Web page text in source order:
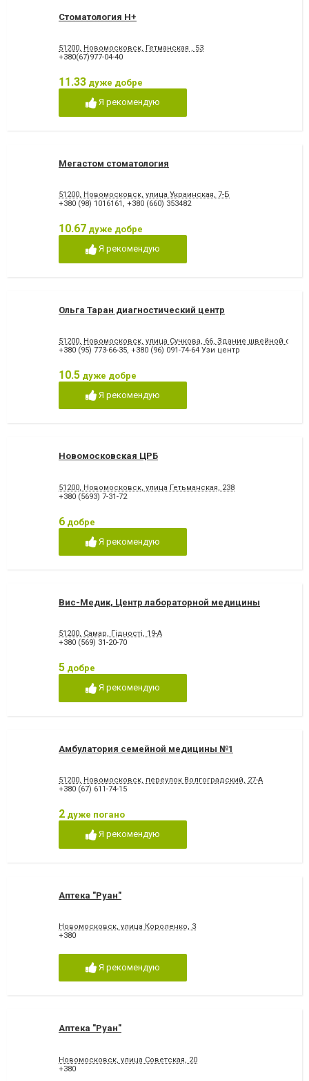
Стоматология Н+
51200, Новомосковск, Гетманская , 53
+380(67)977-04-40
11.33 дуже добре
Я рекомендую
Мегастом стоматология
51200, Новомосковск, улица Украинская, 7-Б
+380 (98) 1016161 , +380 (660) 353482
10.67 дуже добре
Я рекомендую
Ольга Таран диагностический центр
51200, Новомосковск, улица Сучкова, 66, Здание швейной
+380 (95) 773-66-35, +380 (96) 091-74-64 Узи центр
10.5 дуже добре
Я рекомендую
Новомосковская ЦРБ
51200, Новомосковск, улица Гетьманская, 238
+380 (5693) 7-31-72
6 добре
Я рекомендую
Вис-Медик, Центр лабораторной медицины
51200, Самар, Гідності, 19-A
+380 (569) 31-20-70
5 добре
Я рекомендую
Амбулатория семейной медицины №1
51200, Новомосковск, переулок Волгоградский, 27-А
+380 (67) 611-74-15
2 дуже погано
Я рекомендую
Аптека "Руан"
Новомосковск, улица Короленко, 3
+380
Я рекомендую
Аптека "Руан"
Новомосковск, улица Советская, 20
+380